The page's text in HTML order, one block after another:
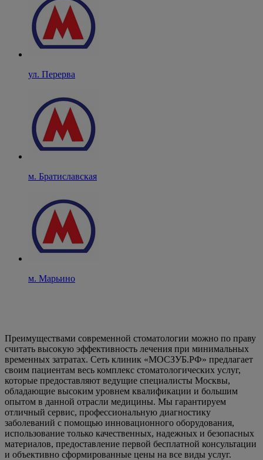
ул. Перерва
м. Братиславская
м. Марьино
Преимуществами современной стоматологии можно по праву
считать высокую эффективность лечения при минимальных
временных затратах. Сеть клиник «МОСЗУБ.РФ» предлагает
своим пациентам весь комплекс стоматологических услуг,
которые предоставляют ведущие специалисты Москвы,
обладающие высоким уровнем квалификации и большим
опытом в данной отрасли медицины. Мы гарантируем
отличный сервис, профессиональную диагностику
заболеваний с помощью инновационного оборудования,
использование только качественных, надежных и безопасных
материалов, предоставление первой бесплатной консультации
и объективно сформированные цены на все виды услуг.